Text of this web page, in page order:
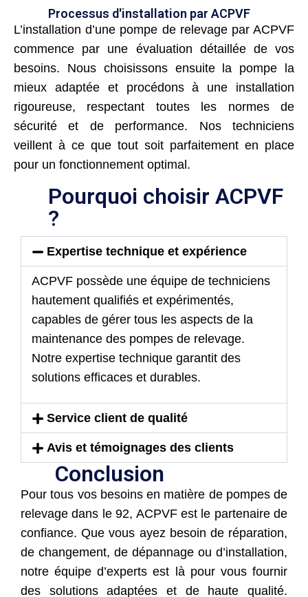
Processus d'installation par ACPVF
L’installation d’une pompe de relevage par ACPVF
commence par une évaluation détaillée de vos
besoins. Nous choisissons ensuite la pompe la
mieux adaptée et procédons à une installation
rigoureuse, respectant toutes les normes de
sécurité et de performance. Nos techniciens
veillent à ce que tout soit parfaitement en place
pour un fonctionnement optimal.
Pourquoi choisir ACPVF
?
Expertise technique et expérience
ACPVF possède une équipe de techniciens
hautement qualifiés et expérimentés,
capables de gérer tous les aspects de la
maintenance des pompes de relevage.
Notre expertise technique garantit des
solutions efficaces et durables.
Service client de qualité
Avis et témoignages des clients
Conclusion
Pour tous vos besoins en matière de pompes de
relevage dans le 92, ACPVF est le partenaire de
confiance. Que vous ayez besoin de réparation,
de changement, de dépannage ou d’installation,
notre équipe d’experts est là pour vous fournir
des solutions adaptées et de haute qualité.